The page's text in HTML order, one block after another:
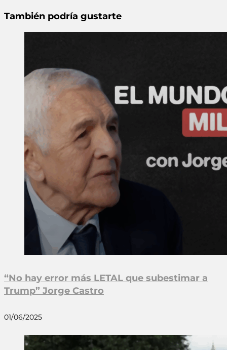
También podría gustarte
“No hay error más LETAL que subestimar a
Trump” Jorge Castro
01/06/2025